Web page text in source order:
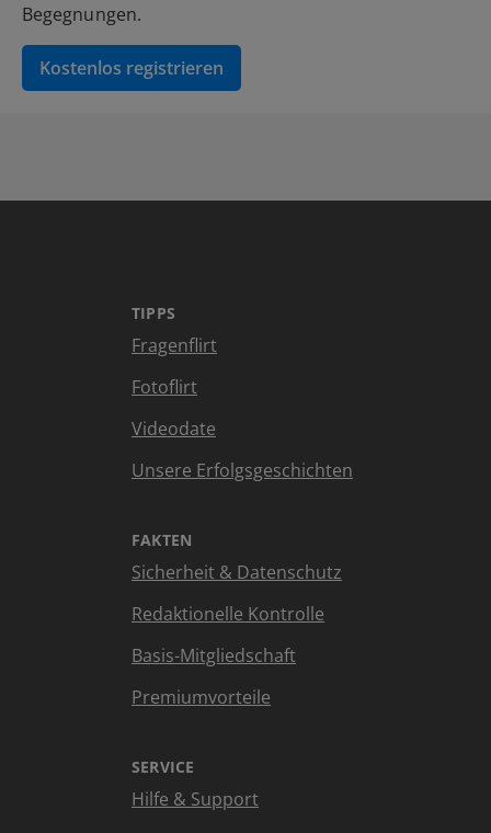
Begegnungen.
Kostenlos registrieren
TIPPS
Fragenflirt
Fotoflirt
Videodate
Unsere Erfolgsgeschichten
FAKTEN
Sicherheit & Datenschutz
Redaktionelle Kontrolle
Basis-Mitgliedschaft
Premiumvorteile
SERVICE
Hilfe & Support